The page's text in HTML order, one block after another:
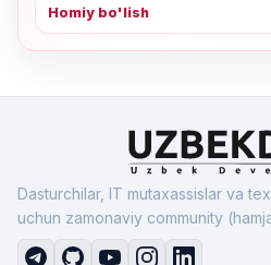
Homiy bo'lish
Dasturchilar, IT mutaxassislar va
uchun zamonaviy community